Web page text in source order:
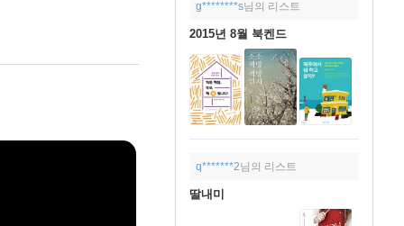
g********s님의 리스트
2015년 8월 북켄드
q*******2님의 리스트
딸내미